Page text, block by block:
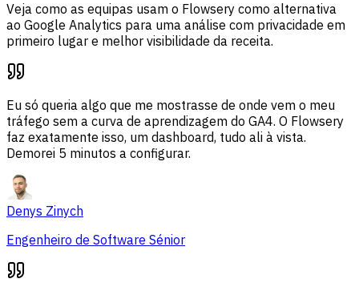
Veja como as equipas usam o Flowsery como alternativa
ao Google Analytics para uma análise com privacidade em
primeiro lugar e melhor visibilidade da receita.
Eu só queria algo que me mostrasse de onde vem o meu
tráfego sem a curva de aprendizagem do GA4. O Flowsery
faz exatamente isso, um dashboard, tudo ali à vista.
Demorei 5 minutos a configurar.
Denys Zinych
Engenheiro de Software Sénior